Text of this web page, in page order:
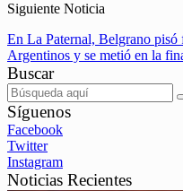
Siguiente Noticia
En La Paternal, Belgrano pisó
Argentinos y se metió en la
Buscar
Síguenos
Facebook
Twitter
Instagram
Noticias Recientes